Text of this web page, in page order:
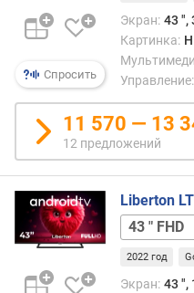
а
м
п
о
а
д
о
б
а
в
л
Спросить
Экран: 43 ",
Картинка:
Управление:
11 570 — 13
12 предложений
Liberton
24 "
HD
2022 год
Экран: 43 ",